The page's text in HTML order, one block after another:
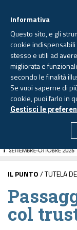
IL PUNTO/ TUTELA
col
Informativa
Questo sito, e gli
cookie
stesso e utili ad
migliorata e
secondo le finalità
Se vuoi saperne di
cookie, puoi farlo in
Gestisci le